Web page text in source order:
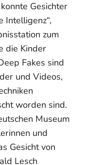
Gesichter
Intelligenz“,
zum
die Kinder
Fakes sind
und Videos,
worden sind.
Museum
und
Gesicht von
Lesch